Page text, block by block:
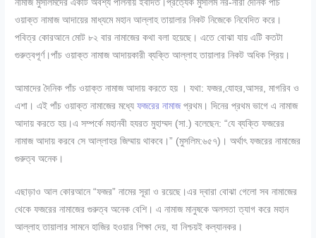
নামাজ মুসলিমদের একটি অবশ্য পালনীয় ইবাদত।প্রত্যেক মুসলিম নর-নারী দৈনিক পাঁচ
ওয়াক্ত নামাজ আদায়ের মাধ্যমে মহান আল্লাহ তায়ালার নিকট নিজেকে নিবেদিত করে।
পবিত্র কোরআনে মোট ৮২ বার নামাজের কথা বলা হয়েছে। এতে বোঝা যায় এটি কতটা
গুরুত্বপূর্ণ।পাঁচ ওয়াক্ত নামাজ আদায়কারী ব্যক্তি আল্লাহ তায়ালার নিকট অধিক প্রিয়।
আমাদের দৈনিক পাঁচ ওয়াক্ত নামাজ আদায় করতে হয় । যথা: ফজর,যোহর,আসর, মাগরিব ও
এশা। এই পাঁচ ওয়াক্ত নামাজের মধ্যেফজরের নামাজপ্রথম। দিনের প্রথম ভাগে এ নামাজ
আদায় করতে হয়।এ সম্পর্কে মহানবী হযরত মুহাম্মদ (সা.) বলেছেন: “যে ব্যক্তি ফজরের
নামাজ আদায় করবে সে আল্লাহর জিম্মায় থাকবে।” (মুসলিম:৬৫৭)। অর্থাৎ ফজরের নামাজের
গুরুত্ব অনেক।
এছাড়াও আল কোরআনে “ফজর” নামের সূরা ও রয়েছে।এর দ্বারা বোঝা গেলো সব নামাজের
থেকে ফজরের নামাজের গুরুত্ব অনেক বেশি। এ নামাজ মানুষকে অলসতা ত্যাগ করে মহান
আল্লাহ তায়ালার সামনে হাজির হওয়ার শিক্ষা দেয়‌, যা নিশ্চয়ই কল্যানকর।